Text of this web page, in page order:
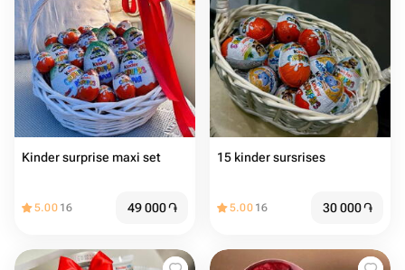
Kinder surprise maxi set
5.00 16 49 000֏
15 kinder sursrises
5.00 16 30 000֏